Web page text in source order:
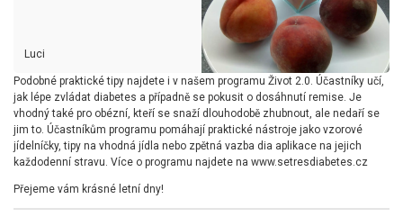
Luci
Podobné praktické tipy najdete i v našem programu Život 2.0. Účastníky učí,
jak lépe zvládat diabetes a případně se pokusit o dosáhnutí remise. Je
vhodný také pro obézní, kteří se snaží dlouhodobě zhubnout, ale nedaří se
jim to. Účastníkům programu pomáhají praktické nástroje jako vzorové
jídelníčky, tipy na vhodná jídla nebo zpětná vazba dia aplikace na jejich
každodenní stravu. Více o programu najdete na www.setresdiabetes.cz
Přejeme vám krásné letní dny!